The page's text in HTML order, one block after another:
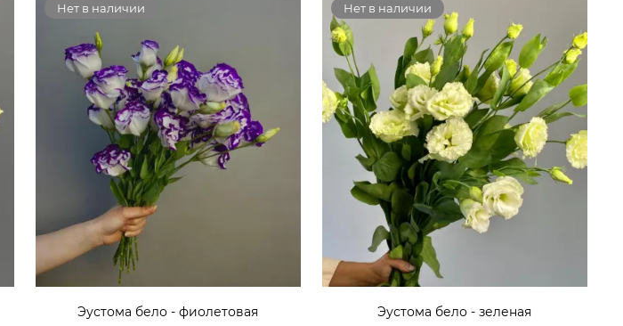
Нет в наличии
Эустома бело - фиолетовая
Нет в наличии
Эустома бело - зеленая